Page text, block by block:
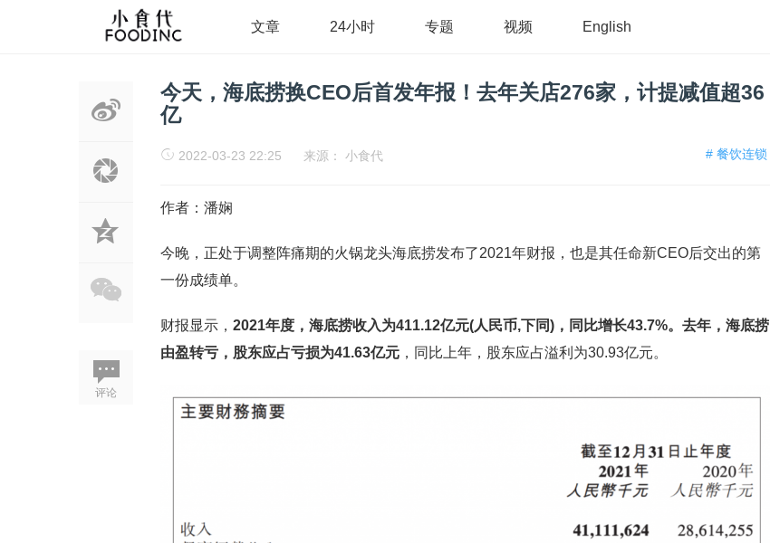
文章 24小时 专题 视频 English
评论
今天，海底捞换CEO后首发年报！去年关店276家，计提减值超36
亿
# 餐饮连锁
2022-03-23 22:25 来源： 小食代
作者：潘娴
今晚，正处于调整阵痛期的火锅龙头海底捞发布了2021年财报，也是其任命新CEO后交出的第
一份成绩单。
财报显示， 2021年度，海底捞收入为411.12亿元(人民币,下同)，同比增长43.7%。去年，海底捞
由盈转亏，股东应占亏损为41.63亿元 ，同比上年，股东应占溢利为30.93亿元。